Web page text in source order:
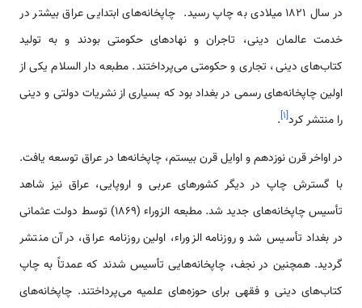
در سال ۱۸۲۱ میلادی به چاپ رسید. چاپخانه‌های ابتدایی عراق بیشتر در
خدمت عالمان دینی، تاجران و نهادهای حکومتی بودند و به تولید
کتاب‌های دینی، تجاری و حکومتی می‌پرداختند. مطبعه دار السلام یکی از
اولین چاپخانه‌های رسمی در بغداد بود که بسیاری از نشریات دولتی و دینی
را منتشر کرد[۱]
.
در اواخر قرن نوزدهم و اوایل قرن بیستم، چاپخانه‌ها در عراق توسعه یافت.
با گسترش چاپ در دیگر کشورهای عربی و اروپایی، عراق نیز شاهد
تأسیس چاپخانه‌های جدید شد. مطبعه الزوراء (۱۸۶۹) توسط دولت عثمانی
در بغداد تأسیس شد و روزنامه الزوراء، اولین روزنامه عراق، در آن منتشر
گردید. همچنین در نجف، چاپخانه‌هایی تأسیس شدند که عمدتاً به چاپ
کتاب‌های دینی و فقهی برای حوزه‌های علمیه می‌پرداختند. چاپخانه‌های